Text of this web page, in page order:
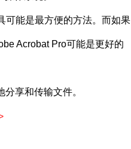
可能是最方便的方法。而如果
Acrobat Pro可能是更好的
享和传输文件。